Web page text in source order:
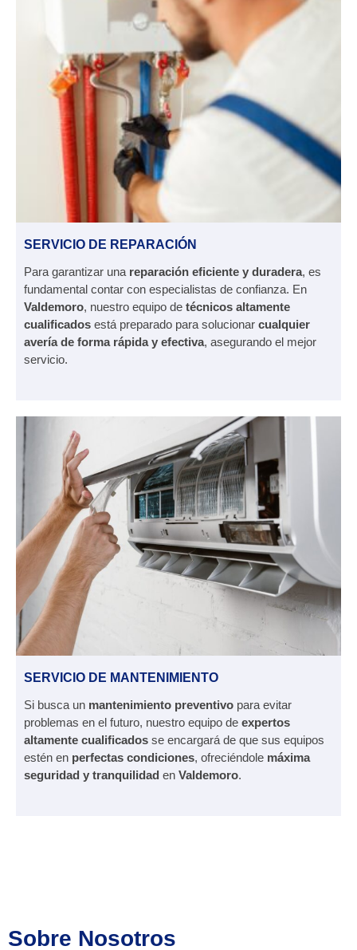
SERVICIO DE REPARACIÓN
Para garantizar una reparación eficiente y duradera, es
fundamental contar con especialistas de confianza. En
Valdemoro, nuestro equipo de técnicos altamente
cualificados está preparado para solucionar cualquier
avería de forma rápida y efectiva, asegurando el mejor
servicio.
SERVICIO DE MANTENIMIENTO
Si busca un mantenimiento preventivo para evitar
problemas en el futuro, nuestro equipo de expertos
altamente cualificados se encargará de que sus equipos
estén en perfectas condiciones, ofreciéndole máxima
seguridad y tranquilidad en Valdemoro.
Sobre Nosotros